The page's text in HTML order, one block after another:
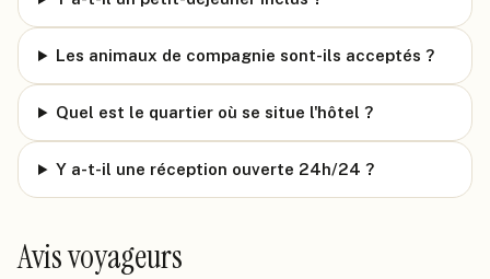
Les animaux de compagnie sont-ils acceptés ?
Quel est le quartier où se situe l'hôtel ?
Y a-t-il une réception ouverte 24h/24 ?
Avis voyageurs